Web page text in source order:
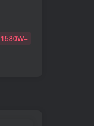
1580W+